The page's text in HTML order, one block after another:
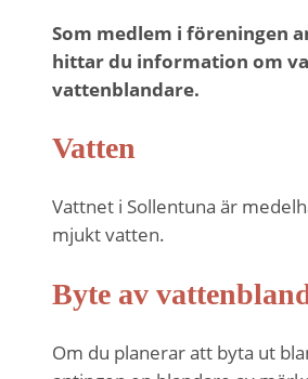
Som medlem i föreningen
hittar du information om
vattenblandare.
Vatten
Vattnet i Sollentuna är
mjukt vatten.
Byte av
Om du planerar att byta ut